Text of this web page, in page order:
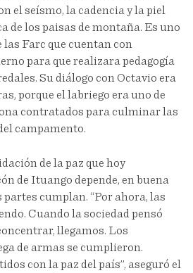
el seísmo, la cadencia y la piel
de los paisas de montaña. Es uno
las Farc que cuentan con
para que realizara pedagogía
Su diálogo con Octavio era
porque el labriego era uno de
contratados para culminar las
campamento.
de la paz que hoy
de Ituango depende, en buena
partes cumplan. “Por ahora, las
Cuando la sociedad pensó
llegamos. Los
de armas se cumplieron.
con la paz del país”, aseguró el